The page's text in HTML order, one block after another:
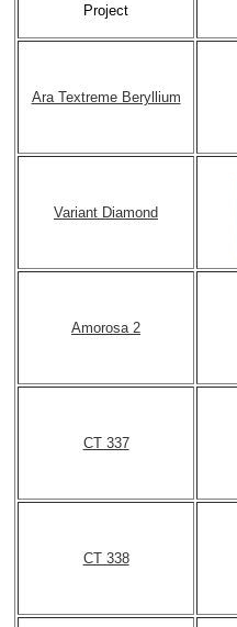
Project
Ara Textreme Beryllium
Variant Diamond
Amorosa 2
CT 337
CT 338